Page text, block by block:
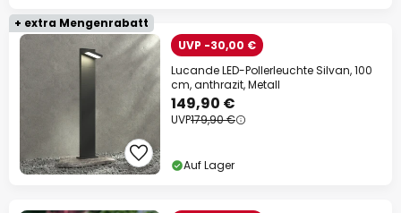
+ extra Mengenrabatt
UVP -30,00 €
Lucande LED-Pollerleuchte Silvan, 100
cm, anthrazit, Metall
149,90 €
UVP179,90 €
Auf Lager